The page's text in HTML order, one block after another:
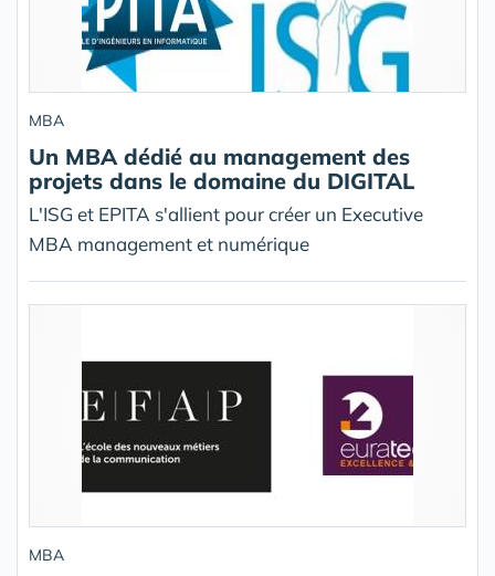
MBA
Un MBA dédié au management des
projets dans le domaine du DIGITAL
L'ISG et EPITA s'allient pour créer un Executive
MBA management et numérique
MBA